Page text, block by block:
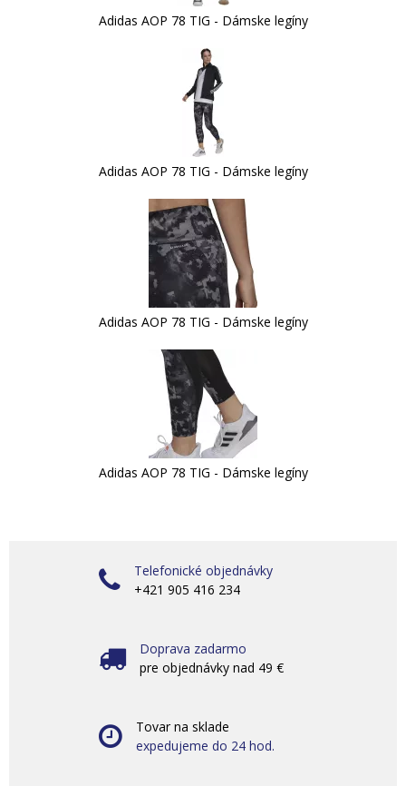
Adidas AOP 78 TIG - Dámske legíny
Adidas AOP 78 TIG - Dámske legíny
Adidas AOP 78 TIG - Dámske legíny
Adidas AOP 78 TIG - Dámske legíny
Telefonické objednávky
+421 905 416 234
Doprava zadarmo
pre objednávky nad 49 €
Tovar na sklade
expedujeme do 24 hod.